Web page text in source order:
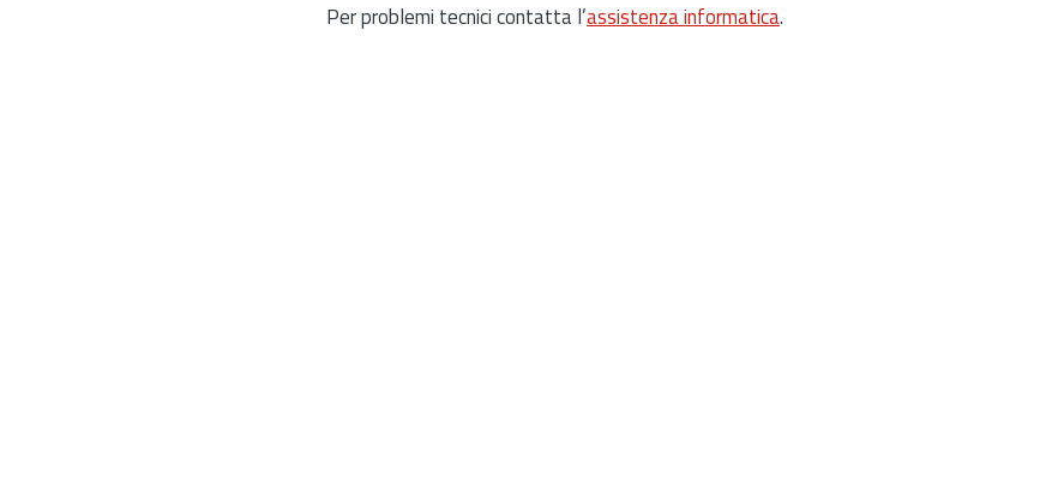
Per problemi tecnici contatta l’assistenza informatica.